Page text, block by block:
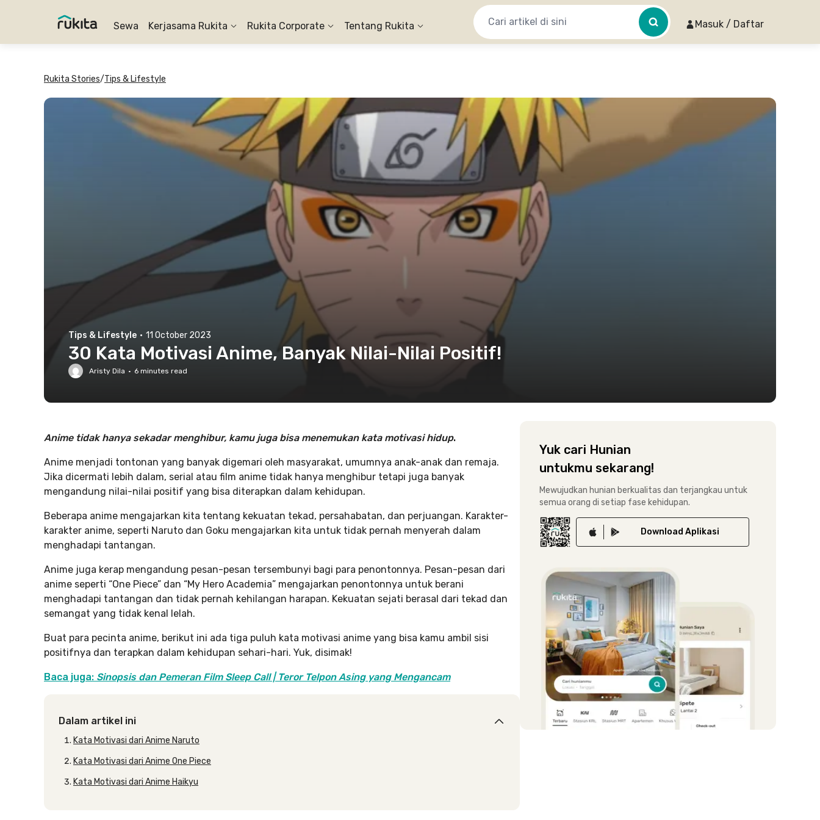
Sewa Kerjasama Rukita Rukita Corporate Tentang Rukita Masuk / Daftar
Rukita Stories/Tips & Lifestyle
Tips & Lifestyle · 11 October 2023
30 Kata Motivasi Anime, Banyak Nilai-Nilai Positif!
Aristy Dila · 6 minutes read
Anime tidak hanya sekadar menghibur, kamu juga bisa menemukan kata motivasi hidup.
Anime menjadi tontonan yang banyak digemari oleh masyarakat, umumnya anak-anak dan remaja.
Jika dicermati lebih dalam, serial atau film anime tidak hanya menghibur tetapi juga banyak
mengandung nilai-nilai positif yang bisa diterapkan dalam kehidupan.
Beberapa anime mengajarkan kita tentang kekuatan tekad, persahabatan, dan perjuangan. Karakter-
karakter anime, seperti Naruto dan Goku mengajarkan kita untuk tidak pernah menyerah dalam
menghadapi tantangan.
Anime juga kerap mengandung pesan-pesan tersembunyi bagi para penontonnya. Pesan-pesan dari
anime seperti “One Piece” dan “My Hero Academia” mengajarkan penontonnya untuk berani
menghadapi tantangan dan tidak pernah kehilangan harapan. Kekuatan sejati berasal dari tekad dan
semangat yang tidak kenal lelah.
Buat para pecinta anime, berikut ini ada tiga puluh kata motivasi anime yang bisa kamu ambil sisi
positifnya dan terapkan dalam kehidupan sehari-hari. Yuk, disimak!
Baca juga: Sinopsis dan Pemeran Film Sleep Call | Teror Telpon Asing yang Mengancam
Dalam artikel ini
Kata Motivasi dari Anime Naruto
Kata Motivasi dari Anime One Piece
Kata Motivasi dari Anime Haikyu
Yuk cari Hunian
untukmu sekarang!
Mewujudkan hunian berkualitas dan terjangkau untuk
semua orang di setiap fase kehidupan.
Download Aplikasi